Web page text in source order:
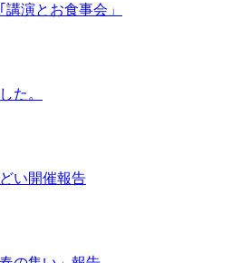
演とお食事会」
た。
い開催報告